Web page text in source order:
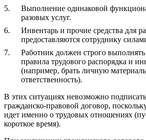
Выполнение одинаковой
разовых услуг.
Инвентарь и прочие средства для
предоставляются сотруднику
Работник должен строго
правила трудового распорядка и
(например, брать личную
ответственность).
В этих ситуациях невозможно
гражданско-правовой договор,
идет именно о трудовых отношениях
короткое время).